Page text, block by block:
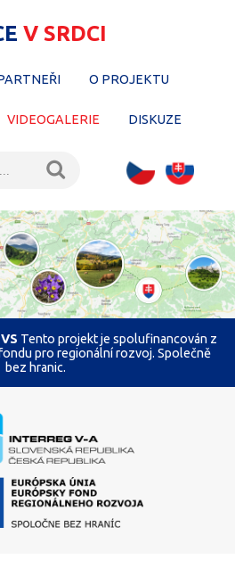
V SRDCI
O PROJEKTU
VIDEOGALERIE DISKUZE
Tento projekt je spolufinancován z
pro regionální rozvoj. Společně
bez hranic.